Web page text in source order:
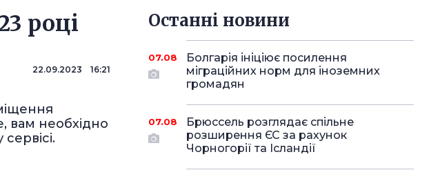
році
22.09.2023 16:21
вам необхідно
Останнi новини
07.08
Болгарія ініціює посилення
міграційних норм для іноземних
громадян
07.08
Брюссель розглядає спільне
розширення ЄС за рахунок
Чорногорії та Ісландії